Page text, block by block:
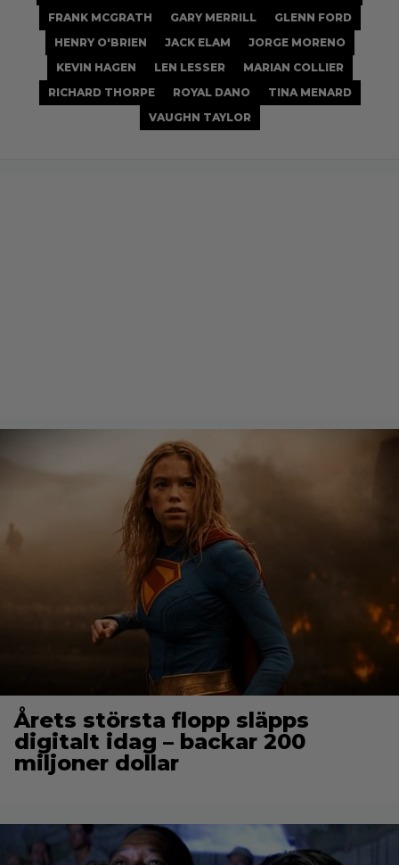
FRANK MCGRATH
GARY MERRILL
GLENN FORD
HENRY O'BRIEN
JACK ELAM
JORGE MORENO
KEVIN HAGEN
LEN LESSER
MARIAN COLLIER
RICHARD THORPE
ROYAL DANO
TINA MENARD
VAUGHN TAYLOR
Årets största flopp släpps
digitalt idag – backar 200
miljoner dollar